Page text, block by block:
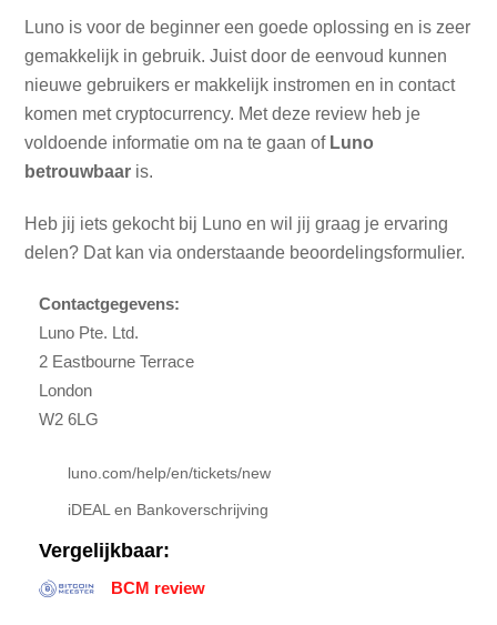
Luno is voor de beginner een goede oplossing en is zeer
gemakkelijk in gebruik. Juist door de eenvoud kunnen
nieuwe gebruikers er makkelijk instromen en in contact
komen met cryptocurrency. Met deze review heb je
voldoende informatie om na te gaan of Luno
betrouwbaar is.
Heb jij iets gekocht bij Luno en wil jij graag je ervaring
delen? Dat kan via onderstaande beoordelingsformulier.
Contactgegevens:
Luno Pte. Ltd.
2 Eastbourne Terrace
London
W2 6LG
luno.com/help/en/tickets/new
iDEAL en Bankoverschrijving
Vergelijkbaar:
BCM review